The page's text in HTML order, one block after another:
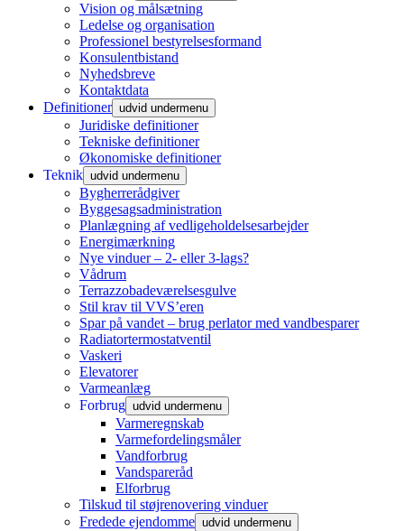
Vision og målsætning
Ledelse og organisation
Professionel bestyrelsesformand
Konsulentbistand
Nyhedsbreve
Kontaktdata
Definitioner udvid undermenu
Juridiske definitioner
Tekniske definitioner
Økonomiske definitioner
Teknik udvid undermenu
Bygherrerådgiver
Byggesagsadministration
Planlægning af vedligeholdelsesarbejder
Energimærkning
Nye vinduer – 2- eller 3-lags?
Vådrum
Terrazzobadeværelsesgulve
Stil krav til VVS’eren
Spar på vandet – brug perlator med vandbesparer
Radiatortermostatventil
Vaskeri
Elevatorer
Varmeanlæg
Forbrug udvid undermenu
Varmeregnskab
Varmefordelingsmåler
Vandforbrug
Vandspareråd
Elforbrug
Tilskud til støjrenovering vinduer
Fredede ejendomme udvid undermenu